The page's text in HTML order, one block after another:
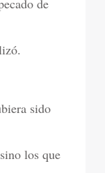
de
sido
los que